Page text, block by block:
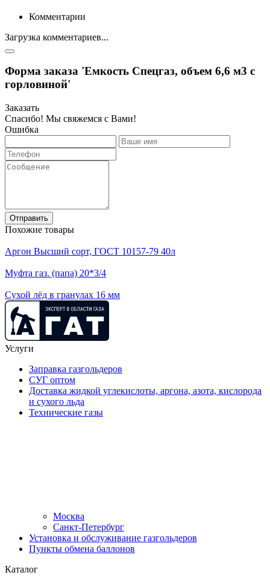
Комментарии
Загрузка комментариев...
Форма заказа 'Емкость Спецгаз, объем 6,6 м3 с
горловиной'
Заказать
Спасибо! Мы свяжемся с Вами!
Ошибка
Отправить
Похожие товары
Аргон Высший сорт, ГОСТ 10157-79 40л
Муфта газ. (папа) 20*3/4
Сухой лёд в гранулах 16 мм
Услуги
Заправка газгольдеров
СУГ оптом
Доставка жидкой углекислоты, аргона, азота, кислорода
и сухого льда
Технические газы
Москва
Санкт-Петербург
Установка и обслуживание газгольдеров
Пункты обмена баллонов
Каталог